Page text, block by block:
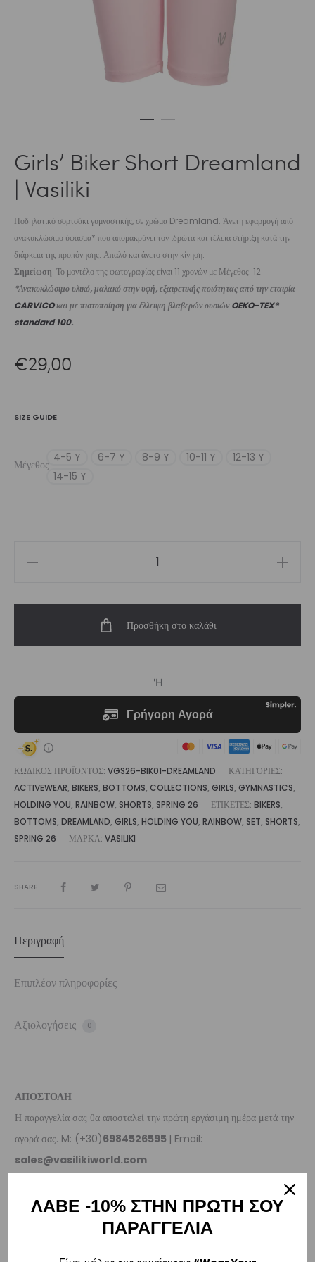
Girls’ Biker Short Dreamland
| Vasiliki
Ποδηλατικό σορτσάκι γυμναστικής, σε χρώμα Dreamland. Άνετη εφαρμογή από
ανακυκλώσιμο ύφασμα* που απομακρύνει τον ιδρώτα και τέλεια στήριξη κατά την
διάρκεια της προπόνησης. Απαλό και άνετο στην κίνηση.
Σημείωση: Το μοντέλο της φωτογραφίας είναι 11 χρονών με Μέγεθος: 12
*Ανακυκλώσιμο υλικό, μαλακό στην υφή, εξαιρετικής ποιότητας από την εταιρία
CARVICOκαι με πιστοποίηση για έλλειψη βλαβερών ουσιών OEKO-TEX®
standard 100.
€29,00
SIZE GUIDE
Μέγεθος
4-5 Y 6-7 Y 8-9 Y 10-11 Y
12-13 Y
14-15 Y
|
Προσθήκη στο καλάθι
ΚΩΔΙΚΌΣ ΠΡΟΪΌΝΤΟΣ: VGS26-BIK01-DREAMLAND
ΚΑΤΗΓΟΡΊΕΣ:
ACTIVEWEAR, BIKERS, BOTTOMS, COLLECTIONS, GIRLS, GYMNASTICS,
HOLDING YOU, RAINBOW, SHORTS, SPRING 26 ΕΤΙΚΈΤΕΣ: BIKERS,
BOTTOMS, DREAMLAND, GIRLS, HOLDING YOU, RAINBOW, SET, SHORTS,
SPRING 26
ΜΆΡΚΑ: VASILIKI
SHARE
Περιγραφή
Επιπλέον πληροφορίες
Αξιολογήσεις 0
ΑΠΟΣΤΟΛΗ
Η παραγγελία σας θα αποσταλεί την πρώτη εργάσιμη ημέρα μετά την
αγορά σας. M: (+30)6984526595 | Email:
sales@vasilikiworld.com
ΛΑΒΕ -10% ΣΤΗΝ ΠΡΩΤΗ ΣΟΥ
ΠΑΡΑΓΓΕΛΙΑ